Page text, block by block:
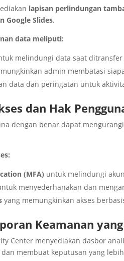
lapisan perlindungan
Google Slides.
data meliputi:
melindungi data saat
admin membatasi
data dan peringatan untuk
dan Hak
dengan benar dapat
(MFA) untuk melindungi
menyederhanakan dan
yang memungkinkan akses
Keamanan
Center menyediakan dasbor
dan membuat keputusan yang